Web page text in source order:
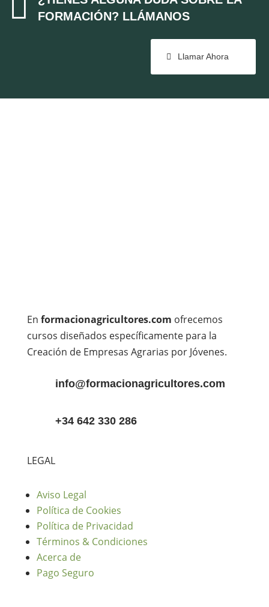

FORMACIÓN? LLÁMANOS
Llamar Ahora
En formacionagricultores.com ofrecemos
cursos diseñados específicamente para la
Creación de Empresas Agrarias por Jóvenes.
info@formacionagricultores.com
+34 642 330 286
LEGAL
Aviso Legal
Política de Cookies
Política de Privacidad
Términos & Condiciones
Acerca de
Pago Seguro